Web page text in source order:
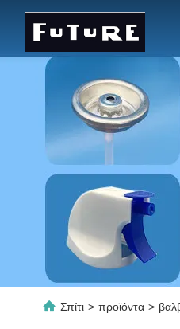
Σπίτι > προϊόντα >